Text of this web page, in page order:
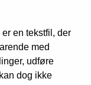
en tekstfil, der
med
udføre
dog ikke